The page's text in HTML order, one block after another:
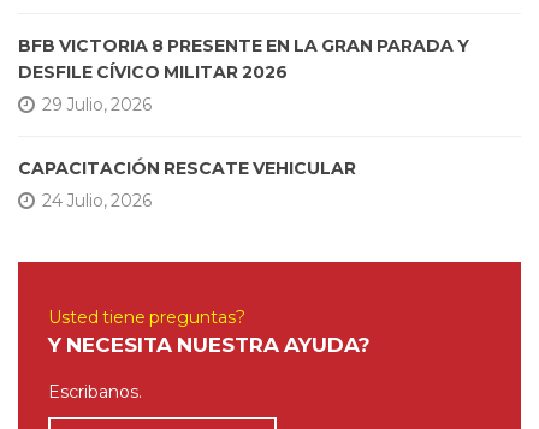
BFB VICTORIA 8 PRESENTE EN LA GRAN PARADA Y
DESFILE CÍVICO MILITAR 2026
29 Julio, 2026
CAPACITACIÓN RESCATE VEHICULAR
24 Julio, 2026
Usted tiene preguntas?
Y NECESITA NUESTRA AYUDA?
Escribanos.